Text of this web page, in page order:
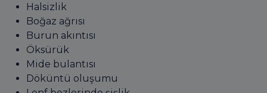
Halsizlik
Boğaz ağrısı
Burun akıntısı
Öksürük
Mide bulantısı
Döküntü oluşumu